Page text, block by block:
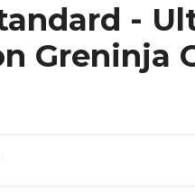
-
Greninja